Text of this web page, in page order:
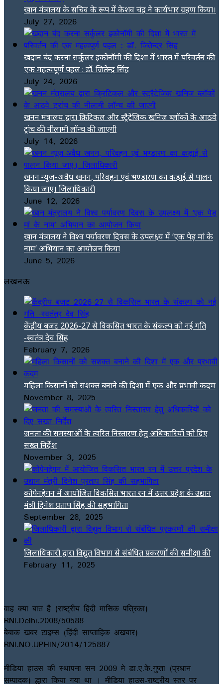
खान मंत्रालय के सचिव के रूप में केशव चंद्र ने कार्यभार ग्रहण किया।
July 27, 2026
खदान बंद करना सर्कुलर इकोनॉमी की दिशा में भारत में परिवर्तन की
एक महत्वपूर्ण पहल : डॉ. जितेन्द्र सिंह
July 24, 2026
खनन मंत्रालय द्वारा क्रिटिकल और स्ट्रैटेजिक खनिज ब्लॉकों के आठवे
ट्रांच की नीलामी लॉन्च की जाएगी
July 14, 2026
खनन न्यूज-अवैध खनन, परिवहन एवं भण्डारण का कड़ाई से पालन
किया जाए। जिलाधिकारी
June 12, 2026
खान मंत्रालय ने विश्व पर्यावरण दिवस के उपलक्ष्य में ‘एक पेड़ मां के
नाम’ अभियान का आयोजन किया
June 5, 2026
लखनऊ
केंद्रीय बजट 2026-27 से विकसित भारत के संकल्प को नई गति
-स्वतंत्र देव सिंह
February 7, 2026
महिला किसानों को सशक्त बनाने की दिशा में एक और प्रभावी कदम
November 8, 2025
जनता की समस्याओं के त्वरित निस्तारण हेतु अधिकारियों को दिए
सख्त निर्देश
November 3, 2025
कोपेनहेगन में आयोजित विकसित भारत रन में उत्तर प्रदेश के उद्यान
मंत्री दिनेश प्रताप सिंह की सहभागिता
September 28, 2025
जिलाधिकारी द्वारा विद्युत विभाग से संबंधित प्रकरणों की समीक्षा की
February 11, 2025
वाह क्या बात है (राष्ट्रीय हिंदी मासिक पत्रिका)
RNI.Delhi.2008/50588
बेबाक खबर टाइम्स (हिंदी साप्ताहिक अखबार)
RNI.NO.UPHIN/2014/125887
मीडिया हाउस की स्थापना सन 2009 मे डा.ए.के.गुप्ता (प्रधान
सम्पादक) द्धारा किया गया था । मीडिया हाउस-राष्ट्रीय स्तर पर